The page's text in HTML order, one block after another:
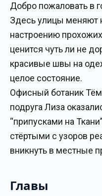
Добро пожаловать в
Здесь улицы меняют
настроению
ценится чуть ли не
красивые швы на
целое состояние.
Офисный ботаник
подруга Лиза
“припусками на
стёртыми с узоров
вникнуть в местные
Главы